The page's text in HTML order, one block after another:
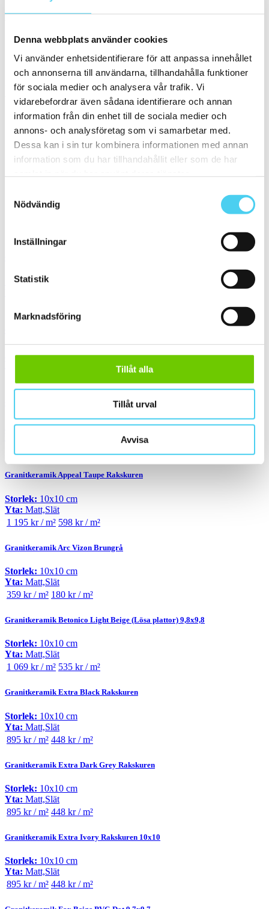
Denna webbplats använder cookies
Vi använder enhetsidentifierare för att anpassa innehållet
och annonserna till användarna, tillhandahålla funktioner
för sociala medier och analysera vår trafik. Vi
vidarebefordrar även sådana identifierare och annan
information från din enhet till de sociala medier och
annons- och analysföretag som vi samarbetar med.
Dessa kan i sin tur kombinera informationen med annan
information som du har tillhandahållit eller som de har
Nödvändig
Inställningar
Statistik
Marknadsföring
Tillåt alla
Tillåt urval
Avvisa
Kant
Standard(40)
Pris
Välj en eller flera prisgrupper:
m²
100 till 200 kr(15)
200 till 300 kr (6)
800 till 1000 kr
Storlek:10x10 cm
Storlek:10x10 cm
Granitkeramik 75220V1010 Plain Grey Plain Matt
Storlek:10x10 cm
Granitkeramik Appeal Taupe Rakskuren
Storlek: 10x10 cm
Yta: Matt,Slät
1 195 kr / m² 598 kr / m²
Granitkeramik Arc Vizon Brungrå
Storlek: 10x10 cm
Yta: Matt,Slät
359 kr / m² 180 kr / m²
Granitkeramik Betonico Light Beige (Lösa plattor) 9,8x9,8
Storlek: 10x10 cm
Yta: Matt,Slät
1 069 kr / m² 535 kr / m²
Granitkeramik Extra Black Rakskuren
Storlek: 10x10 cm
Yta: Matt,Slät
895 kr / m² 448 kr / m²
Granitkeramik Extra Dark Grey Rakskuren
Storlek: 10x10 cm
Yta: Matt,Slät
895 kr / m² 448 kr / m²
Granitkeramik Extra Ivory Rakskuren 10x10
Storlek: 10x10 cm
Yta: Matt,Slät
895 kr / m² 448 kr / m²